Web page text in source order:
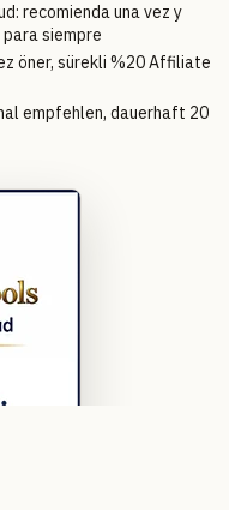
recomienda una vez y
siempre
öner, sürekli %20 Affiliate
empfehlen, dauerhaft 20